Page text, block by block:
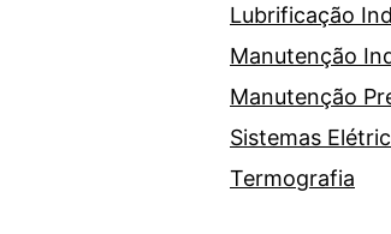
Lubrificação
Manutenção
Manutenção
Sistemas
Termografia